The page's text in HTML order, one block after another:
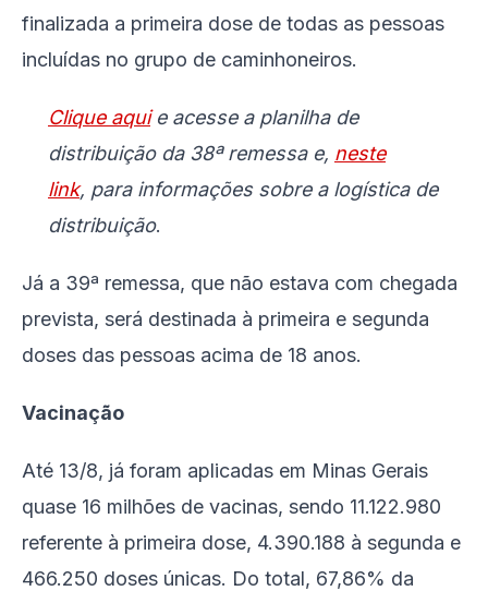
finalizada a primeira dose de todas as pessoas
incluídas no grupo de caminhoneiros.
Clique aquie acesse a planilha de
distribuição da 38ª remessa e, neste
link, para informações sobre a logística de
distribuição.
Já a 39ª remessa, que não estava com chegada
prevista, será destinada à primeira e segunda
doses das pessoas acima de 18 anos.
Vacinação
Até 13/8, já foram aplicadas em Minas Gerais
quase 16 milhões de vacinas, sendo 11.122.980
referente à primeira dose, 4.390.188 à segunda e
466.250 doses únicas. Do total, 67,86% da